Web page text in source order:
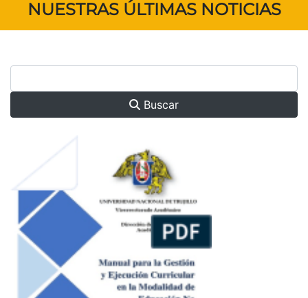
NUESTRAS ÚLTIMAS NOTICIAS
Buscar